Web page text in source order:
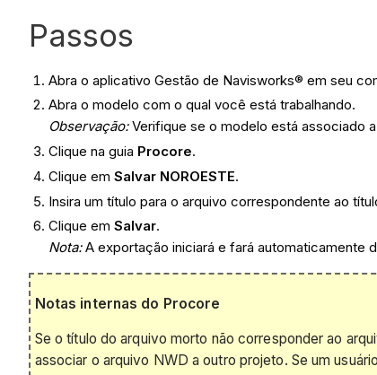
Passos
Abra o aplicativo Gestão de Navisworks® em seu
Abra o modelo com o qual você está trabalhando.
Observação:Verifique se o modelo está associado
Clique na guia Procore.
Clique emSalvar NOROESTE.
Insira um título para o arquivo correspondente ao
Clique emSalvar.
Nota:A exportação iniciará e fará automaticamente
Notas internas do Procore
Se o título do arquivo morto não corresponder ao
associar o arquivo NWD a outro projeto. Se um